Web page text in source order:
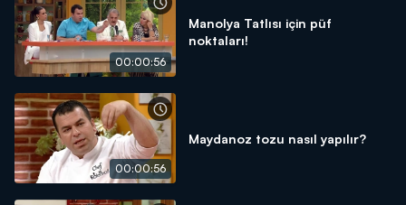
00:00:56
Manolya Tatlısı için püf
noktaları!
00:00:56
Maydanoz tozu nasıl yapılır?